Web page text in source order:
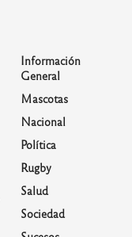
Información
General
Mascotas
Nacional
Política
Rugby
Salud
Sociedad